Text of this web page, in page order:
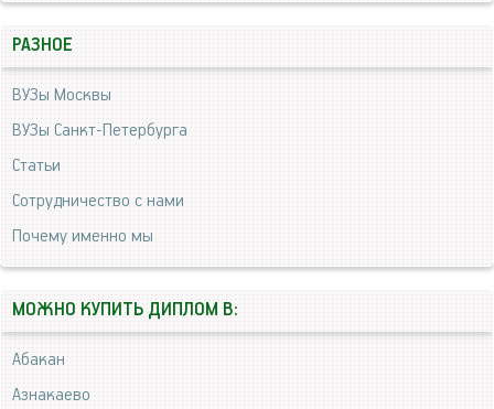
РАЗНОЕ
ВУЗы Москвы
ВУЗы Санкт-Петербурга
Статьи
Сотрудничество с нами
Почему именно мы
МОЖНО КУПИТЬ ДИПЛОМ В:
Абакан
Азнакаево